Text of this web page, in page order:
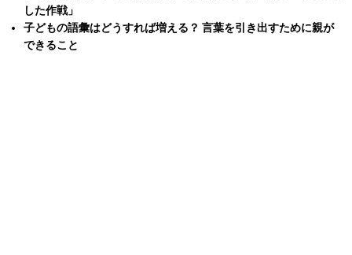
した作戦」
子どもの語彙はどうすれば増える？ 言葉を引き出すために親が
できること